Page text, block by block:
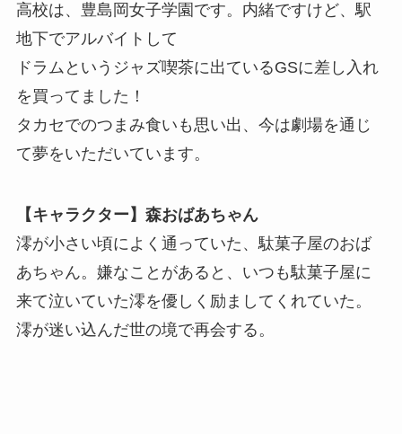
高校は、豊島岡女子学園です。内緒ですけど、駅
地下でアルバイトして
ドラムというジャズ喫茶に出ているGSに差し入れ
を買ってました！
タカセでのつまみ食いも思い出、今は劇場を通じ
て夢をいただいています。
【キャラクター】森おばあちゃん
澪が小さい頃によく通っていた、駄菓子屋のおば
あちゃん。嫌なことがあると、いつも駄菓子屋に
来て泣いていた澪を優しく励ましてくれていた。
澪が迷い込んだ世の境で再会する。